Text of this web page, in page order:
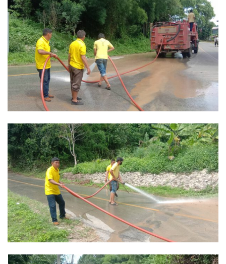
ข้อมูลพื้นฐานของศูนย์บริการนักท่องเที่ยว เทศบาลตำบลปัว
ขั้นตอนการขอรับบริการ
งบแสดงฐานะการคลัง
งบแสดงฐานะการเงิน เทศบาลตำบลปัว ประจำปีงบประมาณ 2561
ติดต่อหน่วยงาน
ที่พัก
Amante Baristro Hotel & Cafe’ @Pua
C View Home
Deply
Go Hight ‘O Village
HOMU Villa